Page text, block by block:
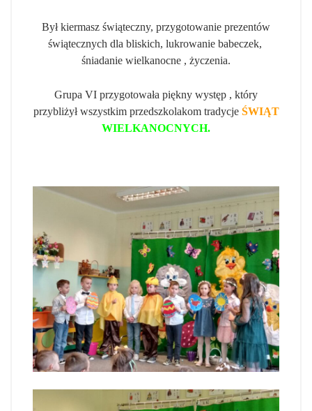
Był kiermasz świąteczny, przygotowanie prezentów
świątecznych dla bliskich, lukrowanie babeczek,
śniadanie wielkanocne , życzenia.
Grupa VI przygotowała piękny występ , który
przybliżył wszystkim przedszkolakom tradycje ŚWIĄT
WIELKANOCNYCH.